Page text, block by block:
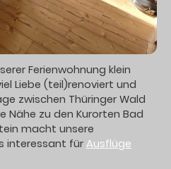
Ferienwohnung klein
Liebe (teil)renoviert und
zwischen Thüringer Wald
Nähe zu den Kurorten Bad
macht unsere
interessant für Ausflüge